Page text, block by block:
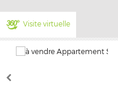
Visite virtuelle